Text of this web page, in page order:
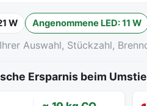
W Angenommene LED:11 W
Auswahl, Stückzahl,
Ersparnis beim